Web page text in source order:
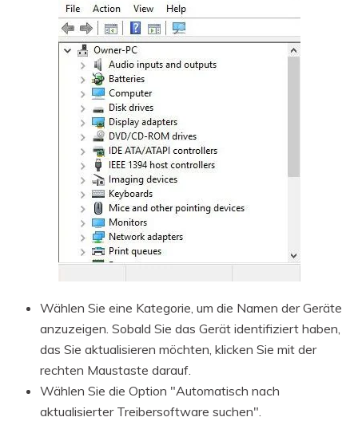
Wählen Sie eine Kategorie, um die Namen der Geräte
anzuzeigen. Sobald Sie das Gerät identifiziert haben,
das Sie aktualisieren möchten, klicken Sie mit der
rechten Maustaste darauf.
Wählen Sie die Option "Automatisch nach
aktualisierter Treibersoftware suchen".